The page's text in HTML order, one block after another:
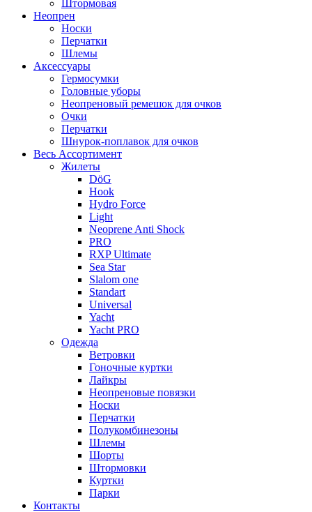
Штормовая
Неопрен
Носки
Перчатки
Шлемы
Аксессуары
Гермосумки
Головные уборы
Неопреновый ремешок для очков
Очки
Перчатки
Шнурок-поплавок для очков
Весь Ассортимент
Жилеты
DöG
Hook
Hydro Force
Light
Neoprene Anti Shock
PRO
RXP Ultimate
Sea Star
Slalom one
Standart
Universal
Yacht
Yacht PRO
Одежда
Ветровки
Гоночные куртки
Лайкры
Неопреновые повязки
Носки
Перчатки
Полукомбинезоны
Шлемы
Шорты
Штормовки
Куртки
Парки
Контакты